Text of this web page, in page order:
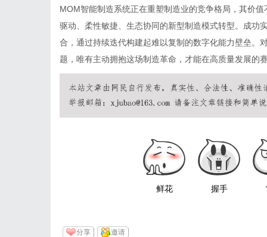
MOM智能制造系统正在重塑制造业的竞争格局，其价
驱动、柔性敏捷、生态协同的新型制造模式转型。成功
合，通过持续迭代构建起难以复制的数字化能力壁垒。
题，唯有主动拥抱这场制造革命，才能在高质量发展的
鲜花 握手
分享 邀请